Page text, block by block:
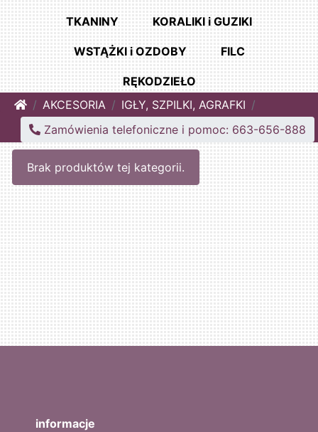
TKANINY KORALIKI i GUZIKI
WSTĄŻKI i OZDOBY FILC
RĘKODZIEŁO
HomeAKCESORIA
IGŁY, SZPILKI, AGRAFKI
Zamówienia telefoniczne i pomoc: 663-656-888
Brak produktów tej kategorii.
informacje